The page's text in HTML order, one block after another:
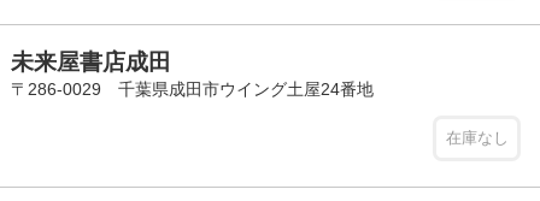
未来屋書店成田
〒286-0029 千葉県成田市ウイング土屋24番地
在庫なし